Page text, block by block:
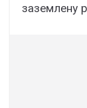
заземлену